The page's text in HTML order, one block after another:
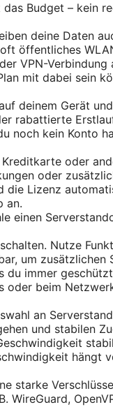
Budget – kein
deine Daten
öffentliches
VPN-
mit dabei sein
deinem Gerät
rabattierte
noch kein Konto
oder
oder
die Lizenz
an.
einen
Nutze
um zusätzlichen
du immer
oder beim
an
und stabilen
hängt
starke